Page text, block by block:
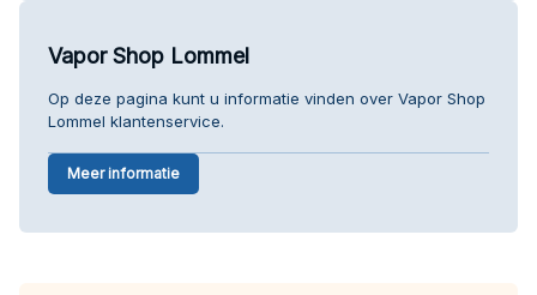
Vapor Shop Lommel
Op deze pagina kunt u informatie vinden over Vapor Shop
Lommel klantenservice.
Meer informatie